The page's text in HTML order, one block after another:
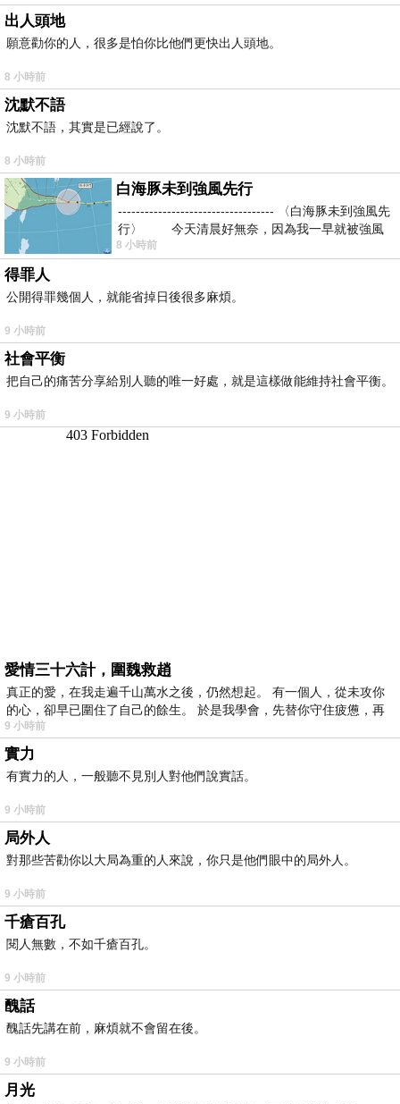
出人頭地
願意勸你的人，很多是怕你比他們更快出人頭地。
8 小時前
沈默不語
沈默不語，其實是已經說了。
8 小時前
白海豚未到強風先行
----------------------------------- 〈白海豚未到強風先
行〉 今天清晨好無奈，因為我一早就被強風
8 小時前
得罪人
公開得罪幾個人，就能省掉日後很多麻煩。
9 小時前
社會平衡
把自己的痛苦分享給別人聽的唯一好處，就是這樣做能維持社會平衡。
9 小時前
愛情三十六計，圍魏救趙
真正的愛，在我走遍千山萬水之後，仍然想起。 有一個人，從未攻你
的心，卻早已圍住了自己的餘生。 於是我學會，先替你守住疲憊，再
9 小時前
實力
有實力的人，一般聽不見別人對他們說實話。
9 小時前
局外人
對那些苦勸你以大局為重的人來說，你只是他們眼中的局外人。
9 小時前
千瘡百孔
閱人無數，不如千瘡百孔。
9 小時前
醜話
醜話先講在前，麻煩就不會留在後。
9 小時前
月光